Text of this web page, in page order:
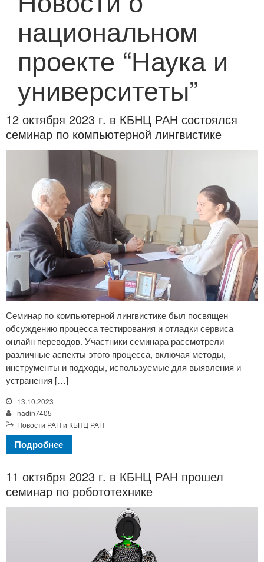
национальном
проекте “Наука и
университеты”
12 октября 2023 г. в КБНЦ РАН состоялся
семинар по компьютерной лингвистике
Семинар по компьютерной лингвистике был посвящен
обсуждению процесса тестирования и отладки сервиса
онлайн переводов. Участники семинара рассмотрели
различные аспекты этого процесса, включая методы,
инструменты и подходы, используемые для выявления и
устранения […]
13.10.2023
nadin7405
Новости РАН и КБНЦ РАН
Подробнее
11 октября 2023 г. в КБНЦ РАН прошел
семинар по робототехнике